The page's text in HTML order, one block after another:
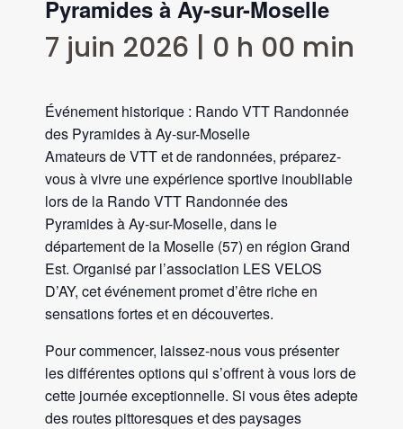
Pyramides à Ay-sur-Moselle
7 juin 2026 | 0 h 00 min
Événement historique : Rando VTT Randonnée
des Pyramides à Ay-sur-Moselle
Amateurs de VTT et de randonnées, préparez-
vous à vivre une expérience sportive inoubliable
lors de la Rando VTT Randonnée des
Pyramides à Ay-sur-Moselle, dans le
département de la Moselle (57) en région Grand
Est. Organisé par l’association LES VELOS
D’AY, cet événement promet d’être riche en
sensations fortes et en découvertes.
Pour commencer, laissez-nous vous présenter
les différentes options qui s’offrent à vous lors de
cette journée exceptionnelle. Si vous êtes adepte
des routes pittoresques et des paysages